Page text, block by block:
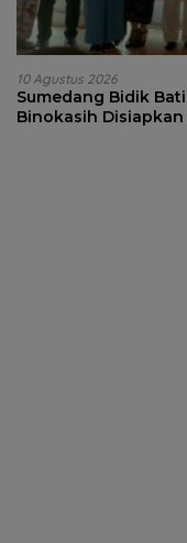
10 Agustus 2026
Sumedang Bidik
Binokasih